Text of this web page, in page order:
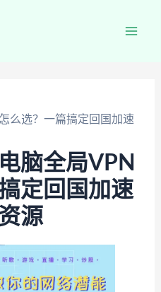
么选？一篇搞定回国加速
脑全局VPN
定回国加速
源